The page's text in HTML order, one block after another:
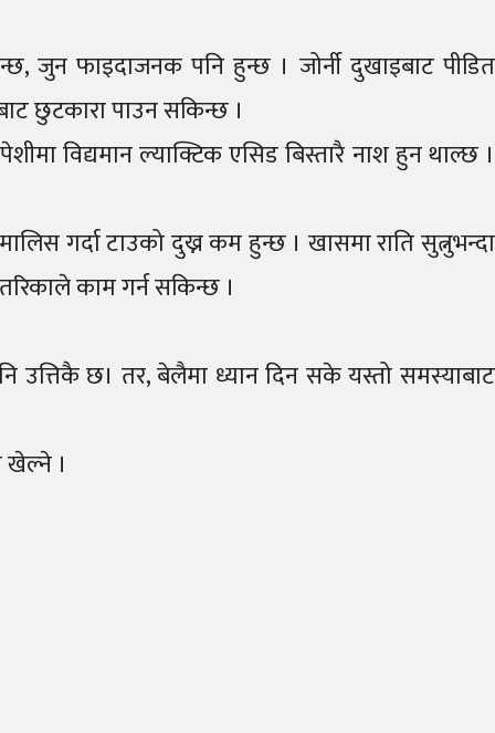
जुन फाइदाजनक पनि हुन्छ । जोर्नी दुखाइबाट पीडित
छुटकारा पाउन सकिन्छ ।
विद्यमान ल्याक्टिक एसिड बिस्तारै नाश हुन थाल्छ ।
गर्दा टाउको दुख्न कम हुन्छ । खासमा राति सुत्नुभन्दा
काम गर्न सकिन्छ ।
उत्तिकै छ। तर, बेलैमा ध्यान दिन सके यस्तो समस्याबाट
खेल्ने ।